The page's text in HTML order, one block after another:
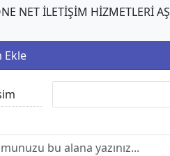
NET İLETİŞİM HİZMETLERİ AŞ
Ekle